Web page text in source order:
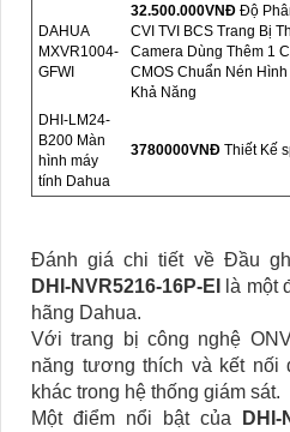
DAHUA
MXVR1004-
GFWI
32.500.000VNÐ Độ
CVI TVI BCS Trang Bị
Camera Dùng Thêm 1
CMOS Chuẩn Nén
Khả Năng
DHI-LM24-
B200 Màn
hình máy
tính Dahua
3780000VNÐ Thiết Kế
Đánh giá chi tiết về Đầu
DHI-NVR5216-16P-EI
là một
hãng Dahua.
Với trang bị công nghệ
năng tương thích và kết nối
khác trong hệ thống giám sát.
Một điểm nổi bật của
DHI-